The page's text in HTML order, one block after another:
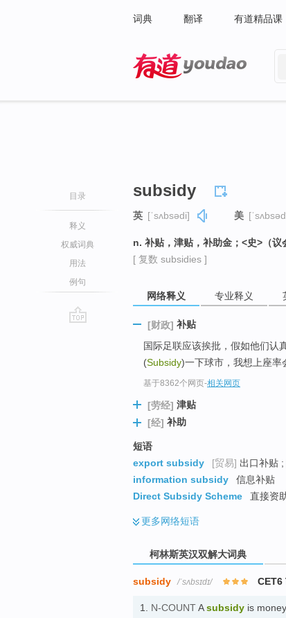
词典 翻译 有道精品课
目录
释义
权威词典
用法
例句
subsidy
英 [ˈsʌbsədi] 美
n. 补贴，津贴，补助金；<史>（
[ 复数 subsidies ]
网络释义 专业释义
[财政] 补贴
国际足联应该挨批，假如他们认
(Subsidy)一下球市，我想上座率
基于8362个网页-相关网页
[劳经] 津贴
[经] 补助
短语
export subsidy
[贸易] 出口补贴 ;
information subsidy
信息补贴
Direct Subsidy Scheme
直接资
更多网络短语
柯林斯英汉双解大词典
subsidy /ˈsʌbsɪdɪ/ CET6
1. N-COUNTAsubsidy is